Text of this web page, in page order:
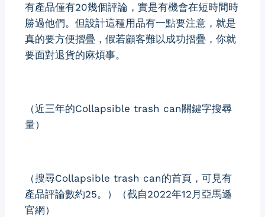
有產品僅有20幾個評論，實是有機會在短時間時
勝過他們。但設計這種用品有一點要注意，就是
真的要方便摺疊，假若顧客難以成功摺疊，你就
要面對退貨的麻煩事。
（近三年的Collapsible trash can關鍵字搜尋
量）
（搜尋Collapsible trash can的首頁，可見有
產品評論數約25。）（截自2022年12月亞馬遜
官網）